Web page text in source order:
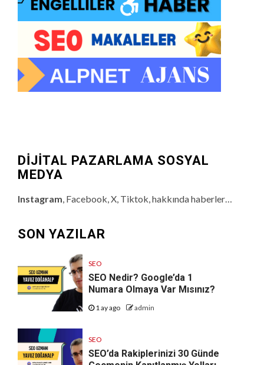
DİJİTAL PAZARLAMA SOSYAL
MEDYA
Instagram, Facebook, X, Tiktok, hakkında haberler…
SON YAZILAR
SEO
SEO Nedir? Google’da 1
Numara Olmaya Var Mısınız?
1 ay ago admin
SEO
SEO’da Rakiplerinizi 30 Günde